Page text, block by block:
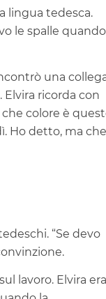
lingua tedesca.
le spalle quando
una
Elvira ricorda con
colore è
Ho detto, ma che
“Se devo
lavoro. Elvira era